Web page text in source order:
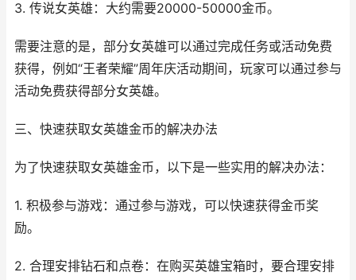
3. 传说女英雄：大约需要20000-50000金币。
需要注意的是，部分女英雄可以通过完成任务或活动免费
获得，例如“王者荣耀”周年庆活动期间，玩家可以通过参与
活动免费获得部分女英雄。
三、快速获取女英雄金币的解决办法
为了快速获取女英雄金币，以下是一些实用的解决办法：
1. 积极参与游戏：通过参与游戏，可以快速获得金币奖
励。
2. 合理安排钻石和点卷：在购买英雄宝箱时，要合理安排